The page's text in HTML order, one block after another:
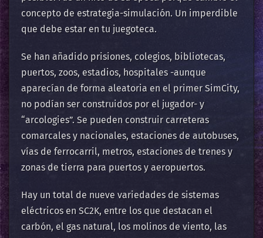
concepto de estrategia-simulación. Un imperdible
que debe estar en tu juegoteca.
Se han añadido prisiones, colegios, bibliotecas,
puertos, zoos, estadios, hospitales -aunque
aparecían de forma aleatoria en el primer SimCity,
no podían ser construidos por el jugador- y
“arcologies”. Se pueden construir carreteras
comarcales y nacionales, estaciones de autobuses,
vías de ferrocarril, metros, estaciones de trenes y
zonas de tierra para puertos y aeropuertos.
Hay un total de nueve variedades de sistemas
eléctricos en SC2K, entre los que destacan el
carbón, el gas natural, los molinos de viento, las